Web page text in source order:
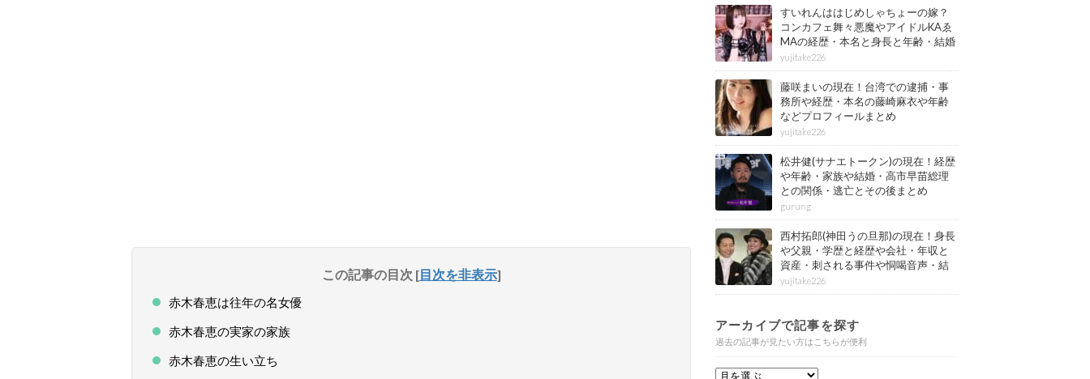
この記事の目次 [目次を非表示]
赤木春恵は往年の名女優
赤木春恵の実家の家族
赤木春恵の生い立ち
すいれんははじめしゃちょーの嫁？
コンカフェ舞々悪魔やアイドルKAゑ
MAの経歴・本名と身長と年齢・結婚
情報もまとめ
yujitake226
藤咲まいの現在！台湾での逮捕・事
務所や経歴・本名の藤崎麻衣や年齢
などプロフィールまとめ
yujitake226
松井健(サナエトークン)の現在！経歴
や年齢・家族や結婚・高市早苗総理
との関係・逃亡とその後まとめ
gurung
西村拓郎(神田うの旦那)の現在！身長
や父親・学歴と経歴や会社・年収と
資産・刺される事件や恫喝音声・結
婚と子供や自宅・脳梗塞の病気もま
とめ
yujitake226
アーカイブで記事を探す
過去の記事が見たい方はこちらが便利